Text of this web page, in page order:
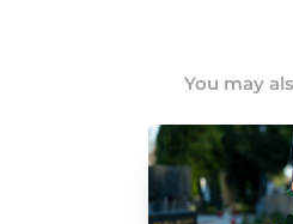
You may